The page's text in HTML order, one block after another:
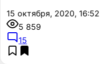
15 октября, 2020, 16:52
5 859
15